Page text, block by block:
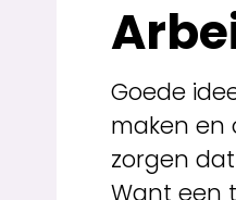
Goede
maken en
zorgen
Want een